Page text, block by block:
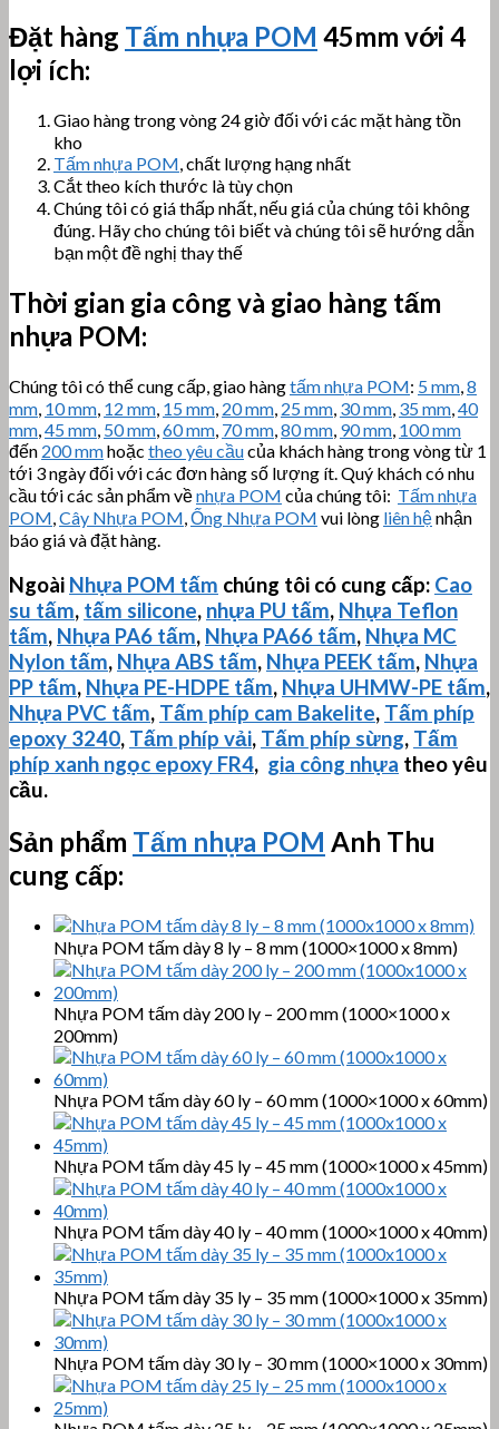
Đặt hàng Tấm nhựa POM 45mm với 4
lợi ích:
Giao hàng trong vòng 24 giờ đối với các mặt hàng tồn
kho
Tấm nhựa POM, chất lượng hạng nhất
Cắt theo kích thước là tùy chọn
Chúng tôi có giá thấp nhất, nếu giá của chúng tôi không
đúng. Hãy cho chúng tôi biết và chúng tôi sẽ hướng dẫn
bạn một đề nghị thay thế
Thời gian gia công và giao hàng tấm
nhựa POM:
Chúng tôi có thể cung cấp, giao hàngtấm nhựa POM: 5 mm,8
mm, 10 mm, 12 mm, 15 mm, 20 mm, 25 mm, 30 mm, 35 mm,40
mm,45 mm, 50 mm,60 mm, 70 mm,80 mm, 90 mm, 100 mm
đến 200 mmhoặc theo yêu cầucủa khách hàng trong vòng từ 1
tới 3 ngày đối với các đơn hàng số lượng ít. Quý khách có nhu
cầu tới các sản phẩm vềnhựa POM của chúng tôi: Tấm nhựa
POM,Cây Nhựa POM,Ống Nhựa POM vui lòng liên hệnhận
báo giá và đặt hàng.
Ngoài Nhựa POM tấm chúng tôi có cung cấp: Cao
su tấm, tấm silicone, nhựa PU tấm, Nhựa Teflon
tấm, Nhựa PA6 tấm, Nhựa PA66 tấm, Nhựa MC
Nylon tấm, Nhựa ABS tấm, Nhựa PEEK tấm, Nhựa
PP tấm, Nhựa PE-HDPE tấm, Nhựa UHMW-PE tấm,
Nhựa PVC tấm, Tấm phíp cam Bakelite, Tấm phíp
epoxy 3240, Tấm phíp vải, Tấm phíp sừng, Tấm
phíp xanh ngọc epoxy FR4, gia công nhựa theo yêu
cầu.
Sản phẩm Tấm nhựa POM Anh Thu
cung cấp:
Nhựa POM tấm dày 8 ly – 8 mm (1000×1000 x 8mm)
Nhựa POM tấm dày 200 ly – 200 mm (1000×1000 x
200mm)
Nhựa POM tấm dày 60 ly – 60 mm (1000×1000 x 60mm)
Nhựa POM tấm dày 45 ly – 45 mm (1000×1000 x 45mm)
Nhựa POM tấm dày 40 ly – 40 mm (1000×1000 x 40mm)
Nhựa POM tấm dày 35 ly – 35 mm (1000×1000 x 35mm)
Nhựa POM tấm dày 30 ly – 30 mm (1000×1000 x 30mm)